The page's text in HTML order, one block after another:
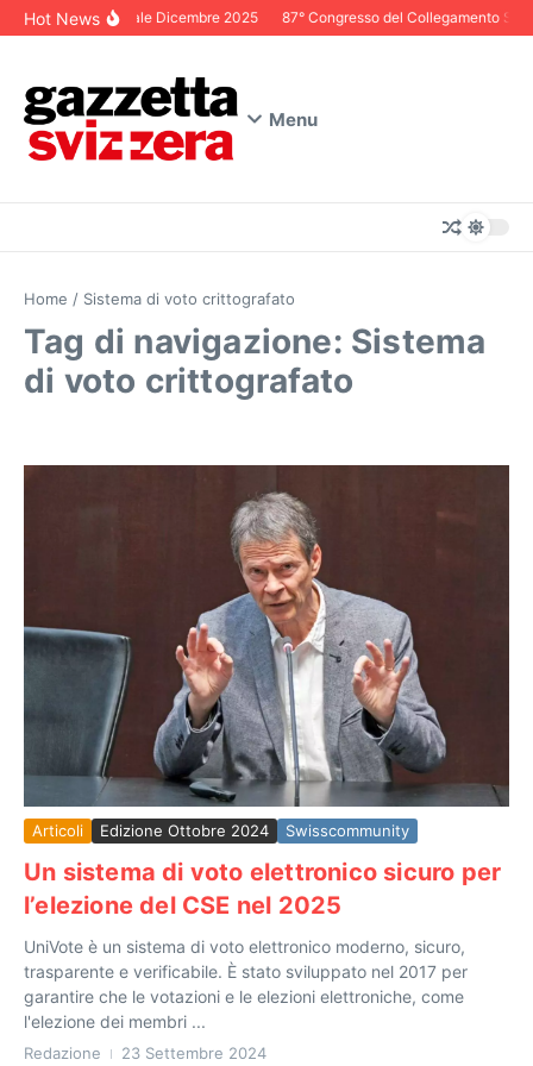
Salta al contenuto
Hot NewsEditoriale Dicembre 2025 87° Congresso del Collegamento
Menu
Home / Sistema di voto crittografato
Tag di navigazione: Sistema
di voto crittografato
Articoli Edizione Ottobre 2024 Swisscommunity
Un sistema di voto elettronico sicuro per
l’elezione del CSE nel 2025
UniVote è un sistema di voto elettronico moderno, sicuro,
trasparente e verificabile. È stato sviluppato nel 2017 per
garantire che le votazioni e le elezioni elettroniche, come
l'elezione dei membri ...
Redazione 23 Settembre 2024